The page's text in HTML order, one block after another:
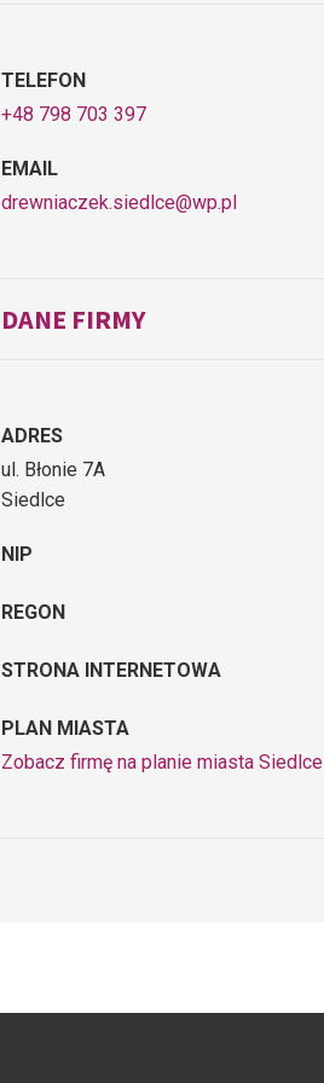
TELEFON
+48 798 703 397
EMAIL
drewniaczek.siedlce@wp.pl
DANE FIRMY
ADRES
ul. Błonie 7A
Siedlce
NIP
REGON
STRONA INTERNETOWA
PLAN MIASTA
Zobacz firmę na planie miasta Siedlce